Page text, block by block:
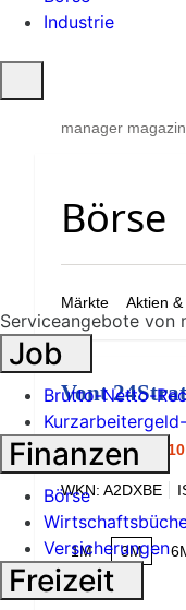
Industrie
öffnen
manager magazin
Märkte Aktien
Vont
83,95 € -
WKN: A2DXBE
1M 3M
Serviceangebote von
Job
Brutto-Netto-
Finanzen
Börse
Versicherungen
Freizeit